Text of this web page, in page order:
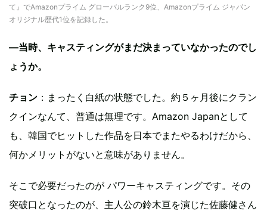
て』でAmazonプライム グローバルランク9位、Amazonプライム ジャパン
オリジナル歴代1位を記録した。
—当時、キャスティングがまだ決まっていなかったのでし
ょうか。
チョン ：まったく白紙の状態でした。約５ヶ月後にクラン
クインなんて、普通は無理です。Amazon Japanとして
も、韓国でヒットした作品を日本でまたやるわけだから、
何かメリットがないと意味がありません。
そこで必要だったのが パワーキャスティングです。その
突破口となったのが、主人公の鈴木亘を演じた佐藤健さん